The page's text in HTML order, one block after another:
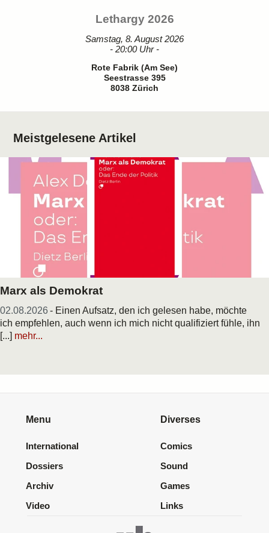
Lethargy 2026
Samstag, 8. August 2026
- 20:00 Uhr -
Rote Fabrik (Am See)
Seestrasse 395
8038 Zürich
Meistgelesene Artikel
Marx als Demokrat
02.08.2026 - Einen Aufsatz, den ich gelesen habe, möchte
ich empfehlen, auch wenn ich mich nicht qualifiziert fühle, ihn
[...] mehr...
Menu
International
Dossiers
Archiv
Video
Diverses
Comics
Sound
Games
Links